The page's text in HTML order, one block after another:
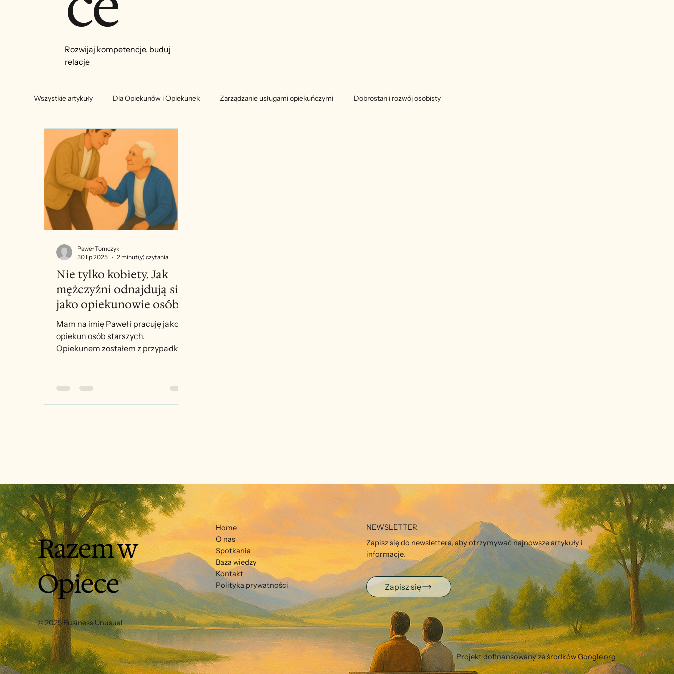
Rozwijaj kompetencje, buduj
relacje
Wszystkie artykuły Dla Opiekunów i Opiekunek Zarządzanie usługami opiekuńczymi Dobrostan i rozwój osobisty
Nie tylko kobiety. Jak
mężczyźni odnajdują się
jako opiekunowie osób
starszych?
Mam na imię Paweł i pracuję jako
opiekun osób starszych.
Opiekunem zostałem z przypadku,
Paweł Tomczyk
30 lip 2025
2 minut(y) czytania
Razem w
Opiece
© 2025 Business Unusual
Home
O nas
Spotkania
Baza wiedzy
Kontakt
Polityka prywatności
NEWSLETTER
Zapisz się do newslettera, aby otrzymywać najnowsze artykuły i
informacje.
Zapisz się
Projekt dofinansowany ze środków Google.org